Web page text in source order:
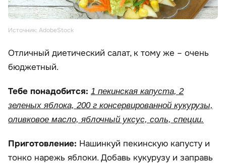
Источник: AdobeStock
Отличный диетический салат, к тому же – очень
бюджетный.
Тебе понадобится: 1 пекинская капуста, 2
зеленых яблока, 200 г консервированной кукурузы,
оливковое масло, яблочный уксус, соль, специи.
Приготовление: Нашинкуй пекинскую капусту и
тонко нарежь яблоки. Добавь кукурузу и заправь